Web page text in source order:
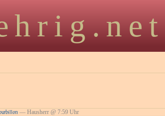
— Hausherr @ 7:59 Uhr